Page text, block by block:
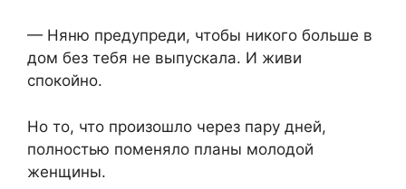
— Няню предупреди, чтобы никого больше в
дом без тебя не выпускала. И живи
спокойно.
Но то, что произошло через пару дней,
полностью поменяло планы молодой
женщины.